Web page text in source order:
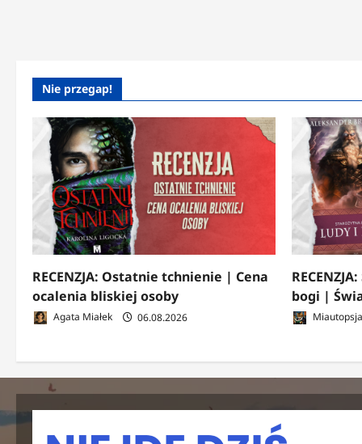
Nie przegap!
RECENZJA: Ostatnie tchnienie | Cena
ocalenia bliskiej osoby
Agata Miałek 06.08.2026
bogi |
Miautopsja